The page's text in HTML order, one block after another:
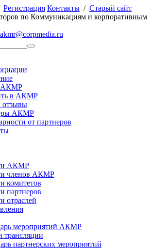
Регистрация Контакты / Старый сайт
по Коммуникациям и корпоративным
akmr@corpmedia.ru
АКМР
в АКМР
АКМР
от партнеров
АКМР
членов АКМР
комитетов
партнеров
отраслей
мероприятий АКМР
трансляции
партнерских мероприятий